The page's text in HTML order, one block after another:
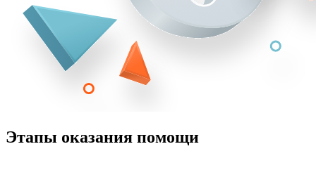
Этапы оказания помощи